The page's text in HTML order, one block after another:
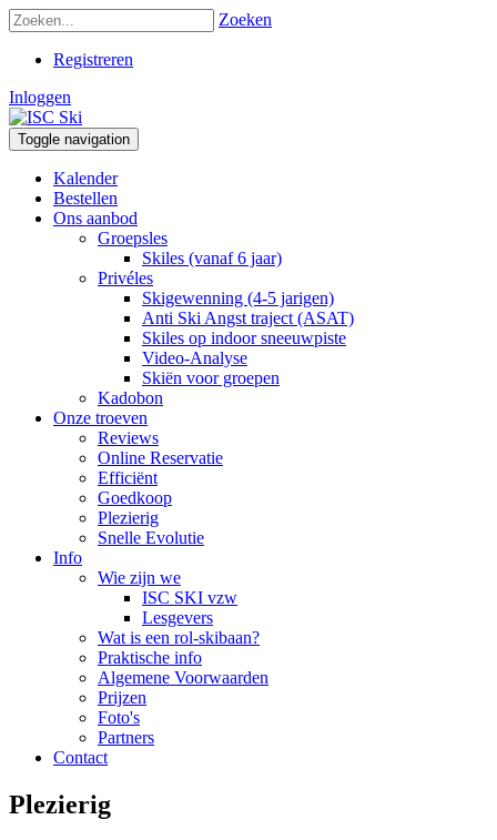
Zoeken
Registreren
Inloggen
Toggle navigation
Kalender
Bestellen
Ons aanbod
Groepsles
Skiles (vanaf 6 jaar)
Privéles
Skigewenning (4-5 jarigen)
Anti Ski Angst traject (ASAT)
Skiles op indoor sneeuwpiste
Video-Analyse
Skiën voor groepen
Kadobon
Onze troeven
Reviews
Online Reservatie
Efficiënt
Goedkoop
Plezierig
Snelle Evolutie
Info
Wie zijn we
ISC SKI vzw
Lesgevers
Wat is een rol-skibaan?
Praktische info
Algemene Voorwaarden
Prijzen
Foto's
Partners
Contact
Plezierig